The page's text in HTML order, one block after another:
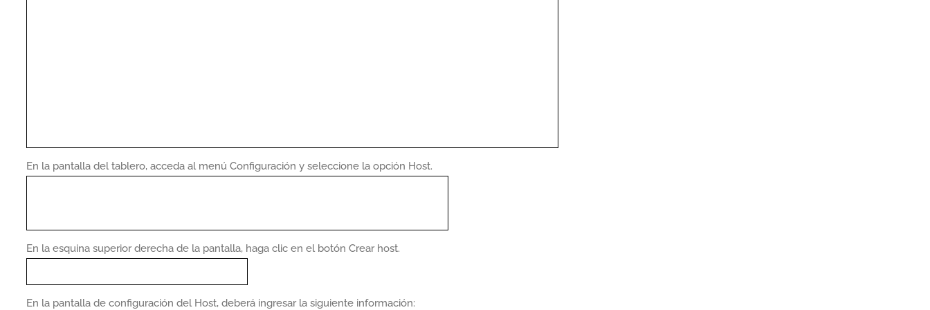
En la pantalla del tablero, acceda al menú Configuración y seleccione la opción Host.
En la esquina superior derecha de la pantalla, haga clic en el botón Crear host.
En la pantalla de configuración del Host, deberá ingresar la siguiente información: